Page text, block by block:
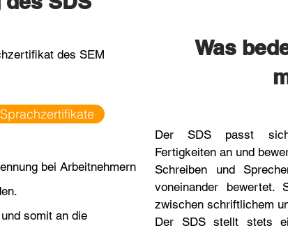
des SEM
bei Arbeitnehmern
somit an die
Was
Der SDS passt sich
Fertigkeiten an und
Schreiben und
voneinander bewertet.
zwischen schriftlichem
Der SDS stellt stets